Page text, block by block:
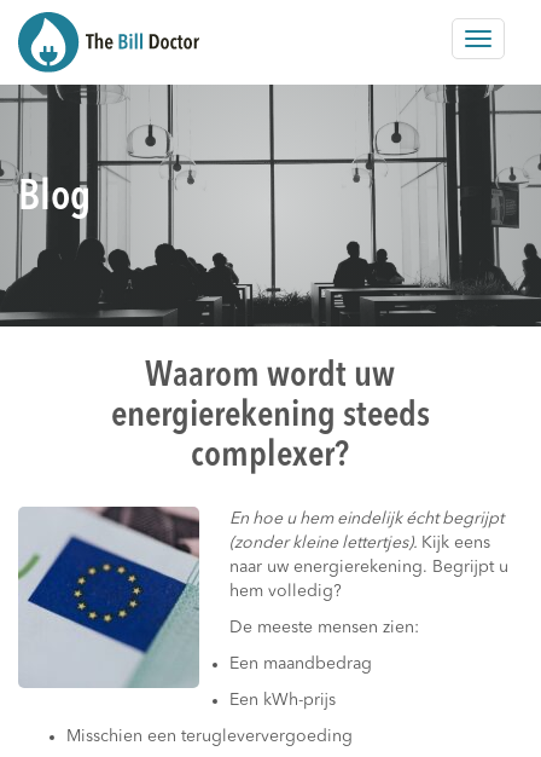
Toggle
Blog
Waarom wordt uw
energierekening steeds
complexer?
En hoe u hem eindelijk écht begrijpt
(zonder kleine lettertjes). Kijk eens
naar uw energierekening. Begrijpt u
hem volledig?
De meeste mensen zien:
Een maandbedrag
Een kWh-prijs
Misschien een terugleververgoeding